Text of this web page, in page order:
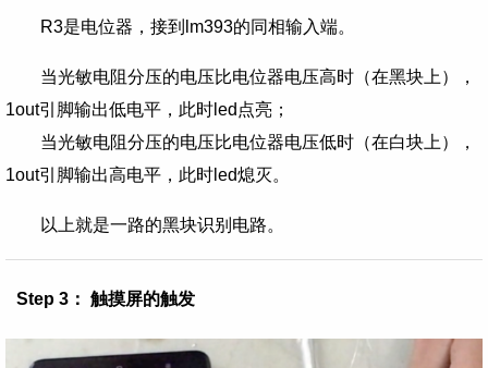
R3是电位器，接到lm393的同相输入端。
当光敏电阻分压的电压比电位器电压高时（在黑块上），
1out引脚输出低电平，此时led点亮；
当光敏电阻分压的电压比电位器电压低时（在白块上），
1out引脚输出高电平，此时led熄灭。
以上就是一路的黑块识别电路。
Step 3： 触摸屏的触发